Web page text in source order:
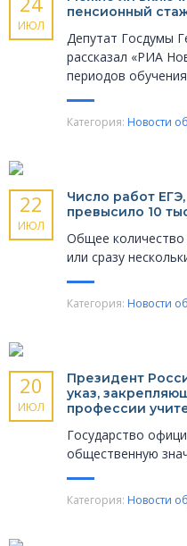
ИЮЛ
пенсионный
Депутат Госдумы
рассказал «РИА
периодов
Категория: Новости
22
ИЮЛ
Число работ
превысило 10
Общее
или сразу
Категория: Новости
20
ИЮЛ
Президент
указ,
профессии
Государство
общественную
Категория: Новости